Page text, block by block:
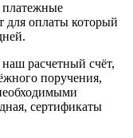
платежные
для оплаты который
расчетный счёт,
поручения,
сертификаты